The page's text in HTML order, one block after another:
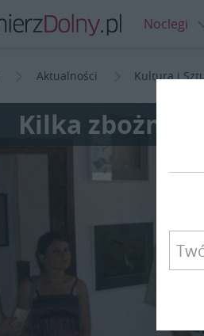
Noclegi
Aktualności Kultura i
Kilka
Poprzedni